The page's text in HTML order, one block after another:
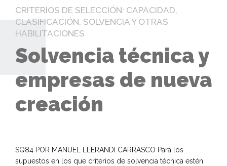
CRITERIOS DE SELECCIÓN: CAPACIDAD,
CLASIFICACIÓN, SOLVENCIA Y OTRAS
HABILITACIONES
Solvencia técnica y
empresas de nueva
creación
SQ84 POR MANUEL LLERANDI CARRASCO Para los
supuestos en los que criterios de solvencia técnica estén